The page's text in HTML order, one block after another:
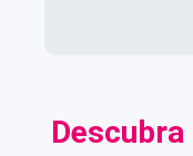
Descubra